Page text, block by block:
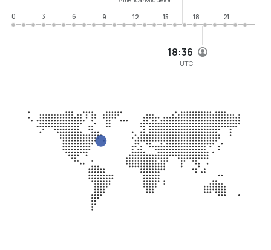
18:36
UTC
0
3 6 9 12 15 18 21